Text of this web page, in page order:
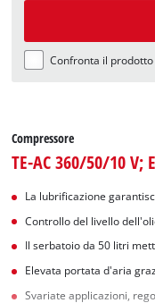
Confronta il prodotto
Compressore
TE-AC 360/50/10 V;
La lubrificazione
Controllo del livello
Il serbatoio da 50 litri
Elevata portata d'aria
Svariate applicazioni,